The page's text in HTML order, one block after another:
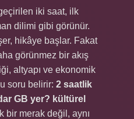
iki saat, ilk
dilimi gibi görünür.
hikâye başlar. Fakat
görünmez bir akış
altyapı ve ekonomik
soru belirir: 2 saatlik
GB yer? kültürel
bir merak değil, aynı